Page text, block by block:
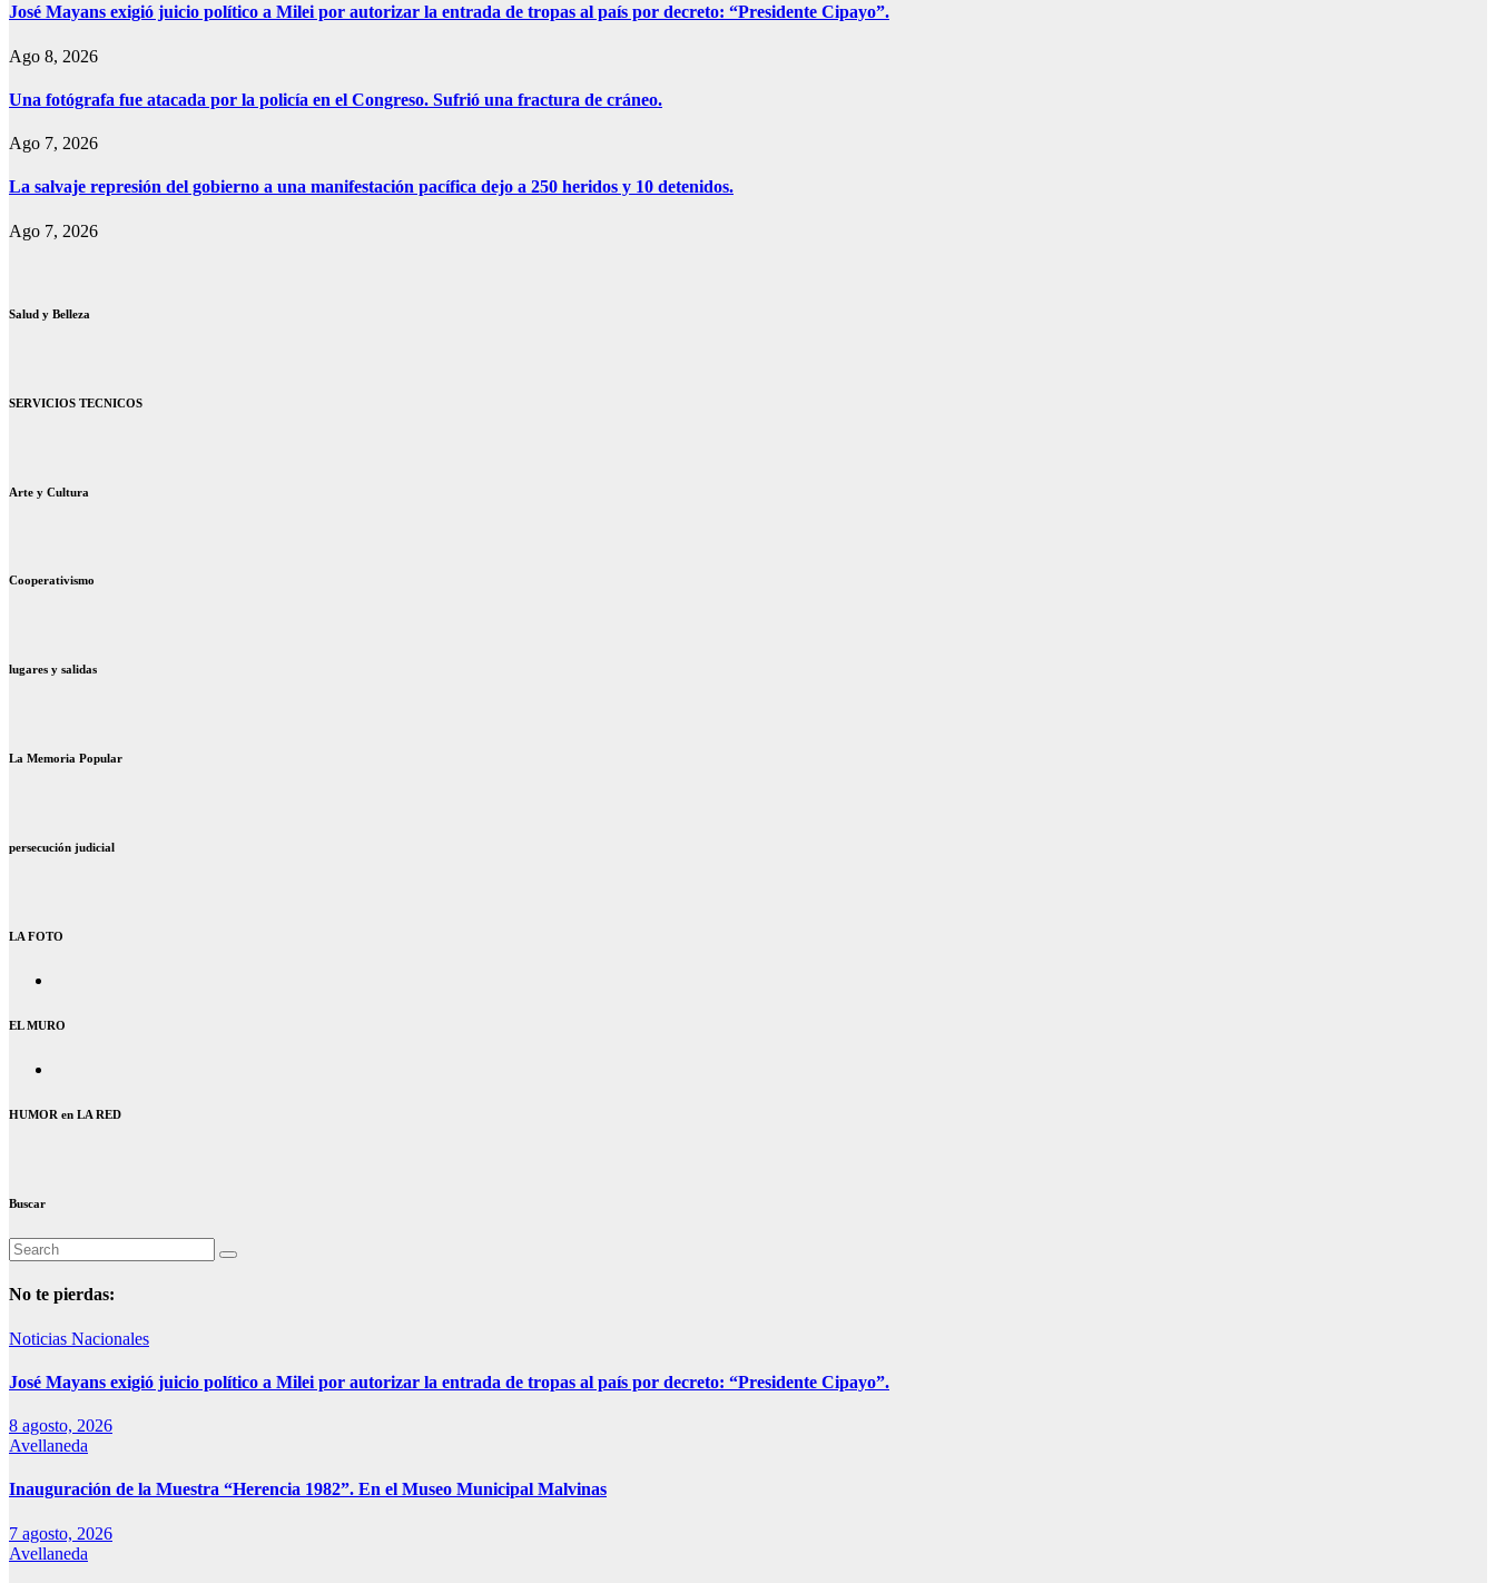
José Mayans exigió juicio político a Milei por autorizar la entrada de tropas al país por decreto: “Presidente Cipayo”.
Ago 8, 2026
Una fotógrafa fue atacada por la policía en el Congreso. Sufrió una fractura de cráneo.
Ago 7, 2026
La salvaje represión del gobierno a una manifestación pacífica dejo a 250 heridos y 10 detenidos.
Ago 7, 2026
Salud y Belleza
SERVICIOS TECNICOS
Arte y Cultura
Cooperativismo
lugares y salidas
La Memoria Popular
persecución judicial
LA FOTO
EL MURO
HUMOR en LA RED
Buscar
No te pierdas:
Noticias Nacionales
José Mayans exigió juicio político a Milei por autorizar la entrada de tropas al país por decreto: “Presidente Cipayo”.
8 agosto, 2026
Avellaneda
Inauguración de la Muestra “Herencia 1982”. En el Museo Municipal Malvinas
7 agosto, 2026
Avellaneda